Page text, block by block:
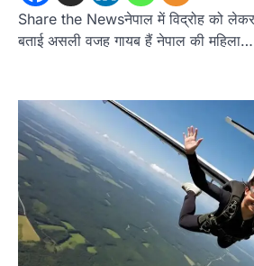
Share the Newsनेपाल में विद्रोह को लेकर
बताई असली वजह गायब हैं नेपाल की महिला…
उत्तराखण्ड